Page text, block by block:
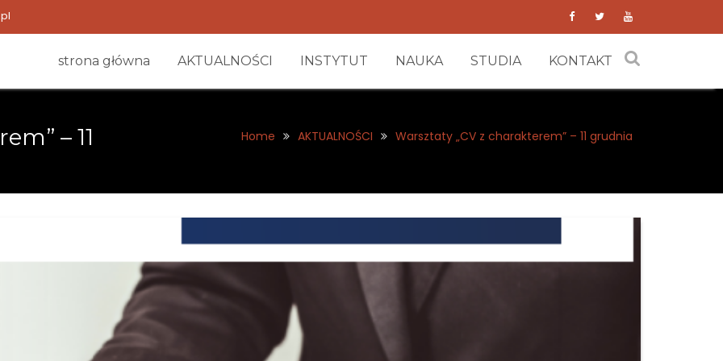
strona główna AKTUALNOŚCI INSTYTUT NAUKA STUDIA KONTAKT
– 11
Home AKTUALNOŚCI Warsztaty „CV z charakterem” – 11 grudnia